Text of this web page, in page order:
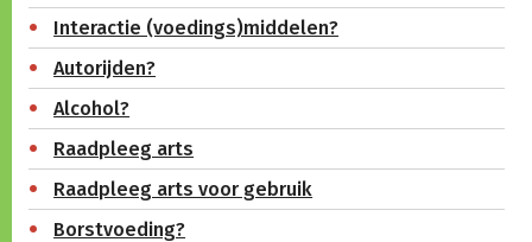
Interactie (voedings)middelen?
Autorijden?
Alcohol?
Raadpleeg arts
Raadpleeg arts voor gebruik
Borstvoeding?